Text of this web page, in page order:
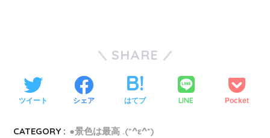
SHARE
ツイート シェア はてブ LINE Pocket
CATEGORY : ●景色は最高 .(*^ε^*)